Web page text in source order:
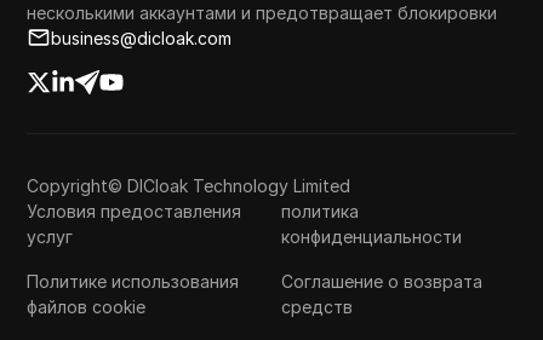
несколькими аккаунтами и предотвращает блокировки
business@dicloak.com
Copyright© DICloak Technology Limited
Условия предоставления
услуг
политика
конфиденциальности
Политике использования
файлов cookie
Соглашение о возврата
средств